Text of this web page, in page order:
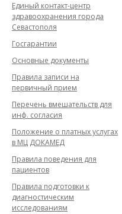
Единый контакт-центр
здравоохранения города
Севастополя
Госгарантии
Основные документы
Правила записи на
первичный прием
Перечень вмешательств для
инф. согласия
Положение о платных услугах
в МЦ ДОКАМЕД
Правила поведения для
пациентов
Правила подготовки к
диагностическим
исследованиям